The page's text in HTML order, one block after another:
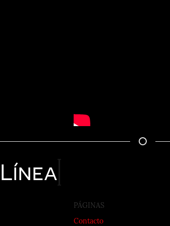
Línea
PÁGINAS
Contacto